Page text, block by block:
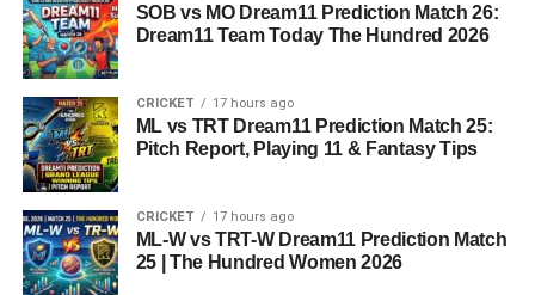
SOB vs MO Dream11 Prediction Match 26:
Dream11 Team Today The Hundred 2026
CRICKET 17 hours ago
ML vs TRT Dream11 Prediction Match 25:
Pitch Report, Playing 11 & Fantasy Tips
CRICKET 17 hours ago
ML-W vs TRT-W Dream11 Prediction Match
25 | The Hundred Women 2026